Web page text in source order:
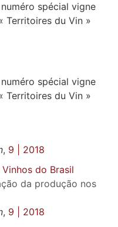
spécial vigne
Territoires du Vin »
spécial vigne
Territoires du Vin »
, 9 | 2018
do Brasil
da produção nos
, 9 | 2018